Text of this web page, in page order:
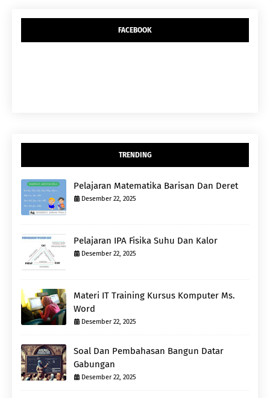
FACEBOOK
TRENDING
Pelajaran Matematika Barisan Dan Deret
Desember 22, 2025
Pelajaran IPA Fisika Suhu Dan Kalor
Desember 22, 2025
Materi IT Training Kursus Komputer Ms.
Word
Desember 22, 2025
Soal Dan Pembahasan Bangun Datar
Gabungan
Desember 22, 2025